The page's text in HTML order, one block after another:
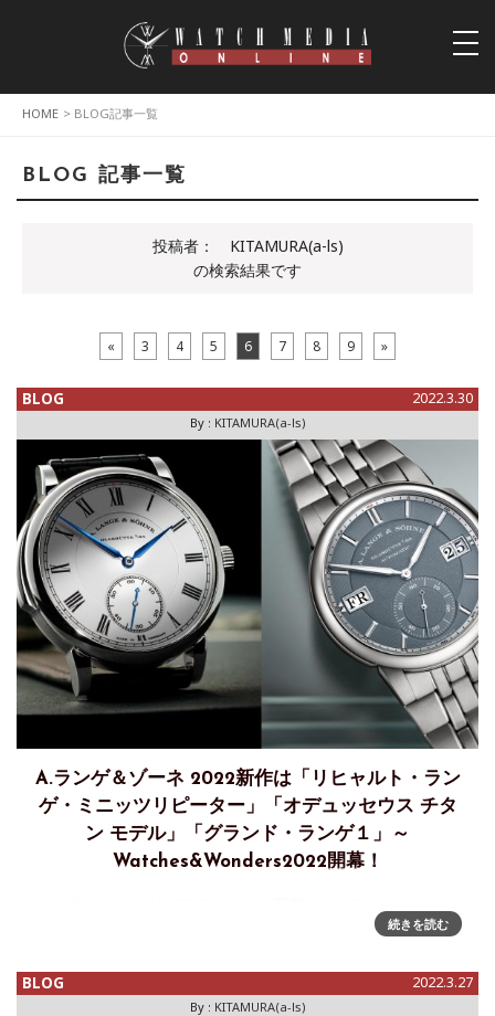
HOME > BLOG記事一覧
BLOG 記事一覧
投稿者：
KITAMURA(a-ls)
の検索結果です
« 3 4 5 6 7 8 9 »
BLOG 2022.3.30
By : KITAMURA(a-ls)
A.ランゲ＆ゾーネ 2022新作は「リヒャルト・ラン
ゲ・ミニッツリピーター」「オデュッセウス チタ
ン モデル」「グランド・ランゲ１」～
Watches&Wonders2022開幕！
の2022新作がそのベールを脱いだ！注目は、ついに出たシン
の代表的フェイスであった、スモール・セコンド、ローマ
ン・
続きを読む
BLOG 2022.3.27
By : KITAMURA(a-ls)